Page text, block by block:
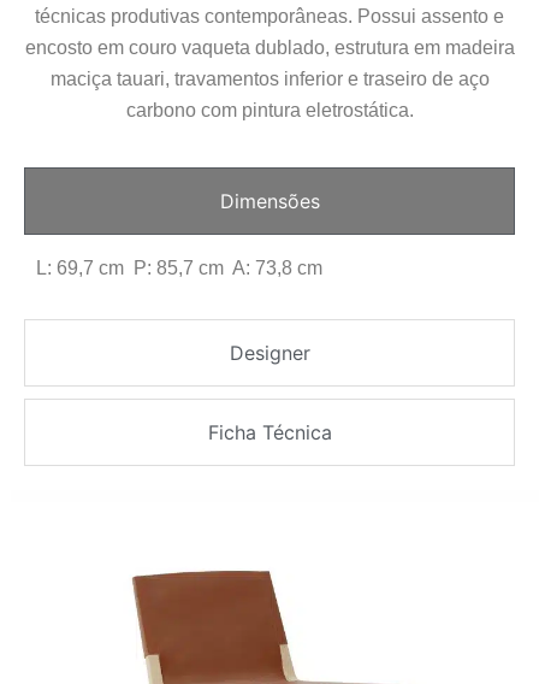
técnicas produtivas contemporâneas. Possui assento e
encosto em couro vaqueta dublado, estrutura em madeira
maciça tauari, travamentos inferior e traseiro de aço
carbono com pintura eletrostática.
Dimensões
Designer
Ficha Técnica
L: 69,7 cm P: 85,7 cm A: 73,8 cm